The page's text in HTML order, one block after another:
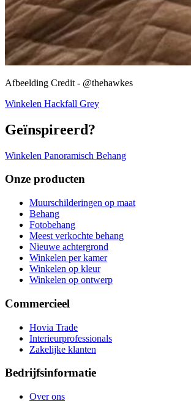
Afbeelding Credit - @thehawkes
Winkelen Hackfall Grey
Geïnspireerd?
Winkelen Panoramisch Behang
Onze producten
Muurschilderingen op maat
Behang
Fotobehang
Meest verkochte behang
Nieuwe achtergrond
Winkelen per kamer
Winkelen op kleur
Winkelen op ontwerp
Commercieel
Hovia Trade
Interieurprofessionals
Zakelijke klanten
Bedrijfsinformatie
Over ons